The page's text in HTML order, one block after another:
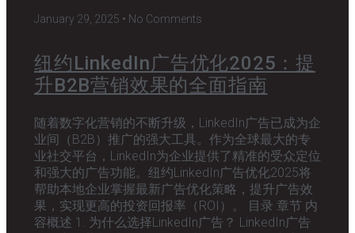
January 29, 2025 No Comments
纽约LinkedIn广告优化2025：提
升B2B营销效果的全面指南
随着数字化营销的不断升级，LinkedIn广告已成为企
业间（B2B）推广的强大工具。作为全球最大的专
业社交平台，LinkedIn为企业提供了精准的受众定位
和强大的广告功能。纽约LinkedIn广告优化2025将
帮助本地企业掌握最新广告优化策略，提升广告效
果，实现更高的投资回报率（ROI）。 目录 章节 内
容概述 1. 为什么选择LinkedIn广告？ LinkedIn广告